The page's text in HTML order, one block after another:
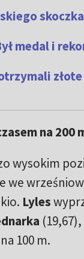
medal i
na 200
wysokim
we
Lyles
(19,67),
100 m.